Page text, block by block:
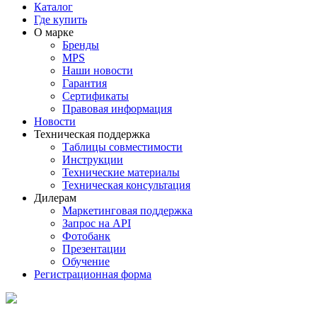
Каталог
Где купить
О марке
Бренды
MPS
Наши новости
Гарантия
Сертификаты
Правовая информация
Новости
Техническая поддержка
Таблицы совместимости
Инструкции
Технические материалы
Техническая консультация
Дилерам
Маркетинговая поддержка
Запрос на API
Фотобанк
Презентации
Обучение
Регистрационная форма